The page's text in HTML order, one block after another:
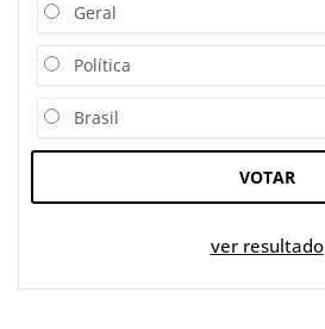
Geral
Política
Brasil
VOTAR
ver resultado